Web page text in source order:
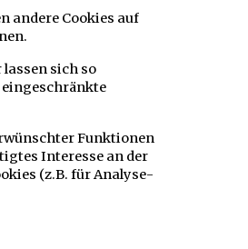
andere Cookies auf
sich so
eingeschränkte
Funktionen
Interesse an der
(z.B. für Analyse-